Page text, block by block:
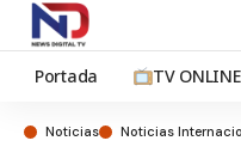
Portada TV ONLINE
Noticias Noticias